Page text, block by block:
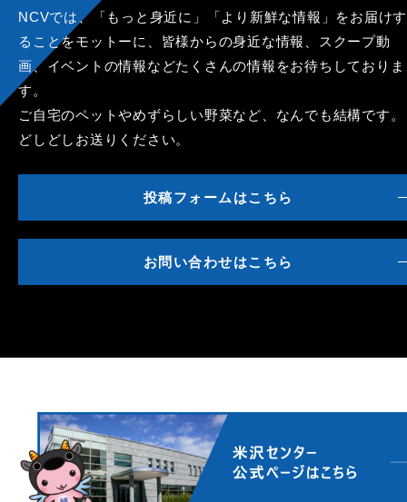
NCVでは、「もっと身近に」「より新鮮な情報」をお届けす
ることをモットーに、皆様からの身近な情報、スクープ動
画、イベントの情報などたくさんの情報をお待ちしておりま
す。
ご自宅のペットやめずらしい野菜など、なんでも結構です。
どしどしお送りください。
投稿フォームはこちら
お問い合わせはこちら